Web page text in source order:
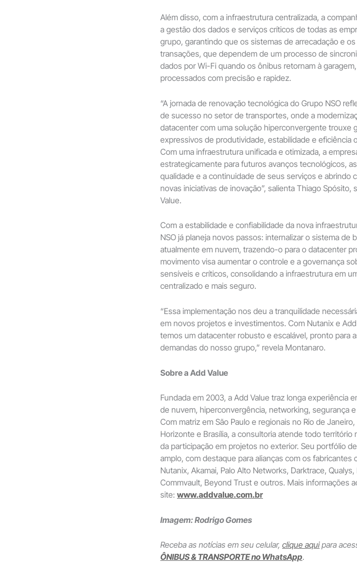
Além disso, com a infraestrutura centralizada, a
a gestão dos dados e serviços críticos de todas as
grupo, garantindo que os sistemas de arrecadação e
transações, que dependem de um processo de
dados por Wi-Fi quando os ônibus retornam à
processados com precisão e rapidez.
“A jornada de renovação tecnológica do Grupo NSO
de sucesso no setor de transportes, onde a
datacenter com uma solução hiperconvergente trouxe
expressivos de produtividade, estabilidade e eficiência
Com uma infraestrutura unificada e otimizada, a
estrategicamente para futuros avanços tecnológicos,
qualidade e a continuidade de seus serviços e abrindo
novas iniciativas de inovação”, salienta Thiago Spósito,
Value.
Com a estabilidade e confiabilidade da nova
NSO já planeja novos passos: internalizar o sistema de
atualmente em nuvem, trazendo-o para o datacenter
movimento visa aumentar o controle e a governança
sensíveis e críticos, consolidando a infraestrutura em
centralizado e mais seguro.
“Essa implementação nos deu a tranquilidade
em novos projetos e investimentos. Com Nutanix e
temos um datacenter robusto e escalável, pronto para
demandas do nosso grupo,” revela Montanaro.
Sobre a Add Value
Fundada em 2003, a Add Value traz longa experiência
de nuvem, hiperconvergência, networking, segurança
Com matriz em São Paulo e regionais no Rio de
Horizonte e Brasília, a consultoria atende todo território
da participação em projetos no exterior. Seu portfólio
amplo, com destaque para alianças com os fabricantes
Nutanix, Akamai, Palo Alto Networks, Darktrace,
Commvault, Beyond Trust e outros. Mais informações
site: www.addvalue.com.br
Imagem: Rodrigo Gomes
Receba as notícias em seu celular, clique aquipara
ÔNIBUS & TRANSPORTE no WhatsApp.